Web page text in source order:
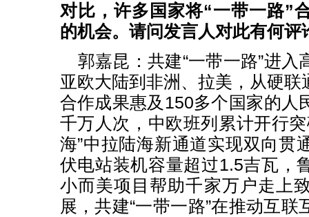
对比，许多国家将“一带一路”
的机会。请问发言人对此有何评
郭嘉昆：共建“一带一路”进
亚欧大陆到非洲、拉美，从硬联
合作成果惠及150多个国家的人
千万人次，中欧班列累计开行
海”中拉陆海新通道实现双向贯
伏电站装机容量超过1.5吉瓦，
小而美项目帮助千家万户走上
展，共建“一带一路”在推动互